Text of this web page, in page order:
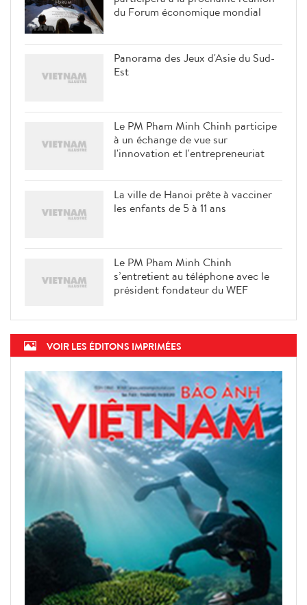
du Forum économique mondial
Panorama des Jeux d'Asie du Sud-
Est
Le PM Pham Minh Chinh participe
à un échange de vue sur
l'innovation et l'entrepreneuriat
La ville de Hanoi prête à vacciner
les enfants de 5 à 11 ans
Le PM Pham Minh Chinh
s’entretient au téléphone avec le
président fondateur du WEF
VOIR LES ÉDITONS IMPRIMÉES